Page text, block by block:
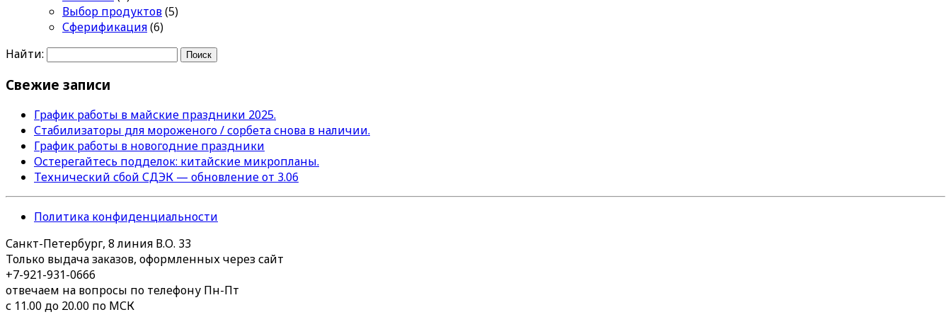
Выбор продуктов(5)
Сферификация(6)
Найти:
Свежие записи
График работы в майские праздники 2025.
Стабилизаторы для мороженого / сорбета снова в наличии.
График работы в новогодние праздники
Остерегайтесь подделок: китайские микропланы.
Технический сбой СДЭК — обновление от 3.06
Политика конфиденциальности
Санкт-Петербург, 8 линия В.О. 33
Только выдача заказов, оформленных через сайт
+7-921-931-0666
отвечаем на вопросы по телефону Пн-Пт
с 11.00 до 20.00 по МСК